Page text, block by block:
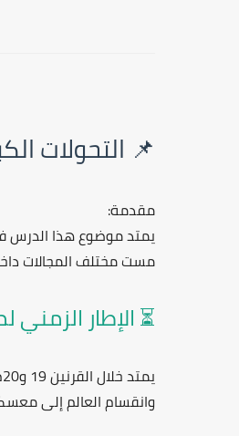
📌 التحولات
مقدمة:
يمتد موضوع هذا الدرس
مست مختلف المجالات
⏳ الإطار الزمني
وانقسام العالم إلى